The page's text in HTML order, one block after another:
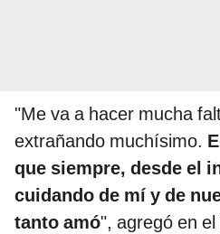
"Me va a hacer mucha
extrañando muchísimo.
que siempre, desde el
cuidando de mí y de
tanto amó", agregó en